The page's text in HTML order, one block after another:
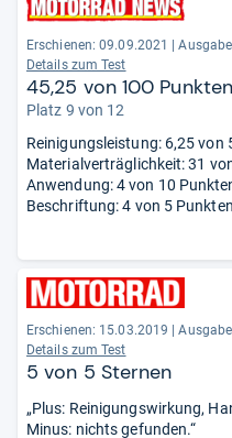
Erschienen: 09.09.2021
Details zum Test
45,25 von 100 Punkten
Platz 9 von 12
Reinigungsleistung: 6,25 von
Materialverträglichkeit: 31
Anwendung: 4 von 10
Beschriftung: 4 von 5
Erschienen: 15.03.2019
Details zum Test
5 von 5 Sternen
„Plus: Reinigungswirkung,
Minus: nichts gefunden.“